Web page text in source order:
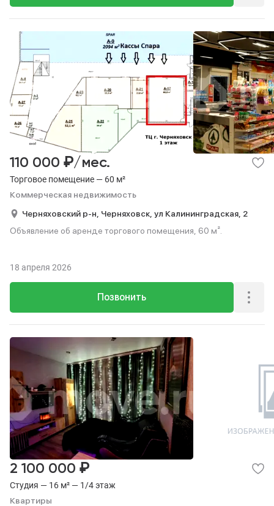
Торговое помещение — 60 м²
Коммерческая недвижимость
110 000 ₽/мес.
Черняховский р-н, Черняховск, ул Калининградская, 2
Объявление об аренде торгового помещения, 60 м².
Позвонить
18 апреля 2026
Студия — 16 м² — 1/4 этаж
Квартиры
2 100 000 ₽